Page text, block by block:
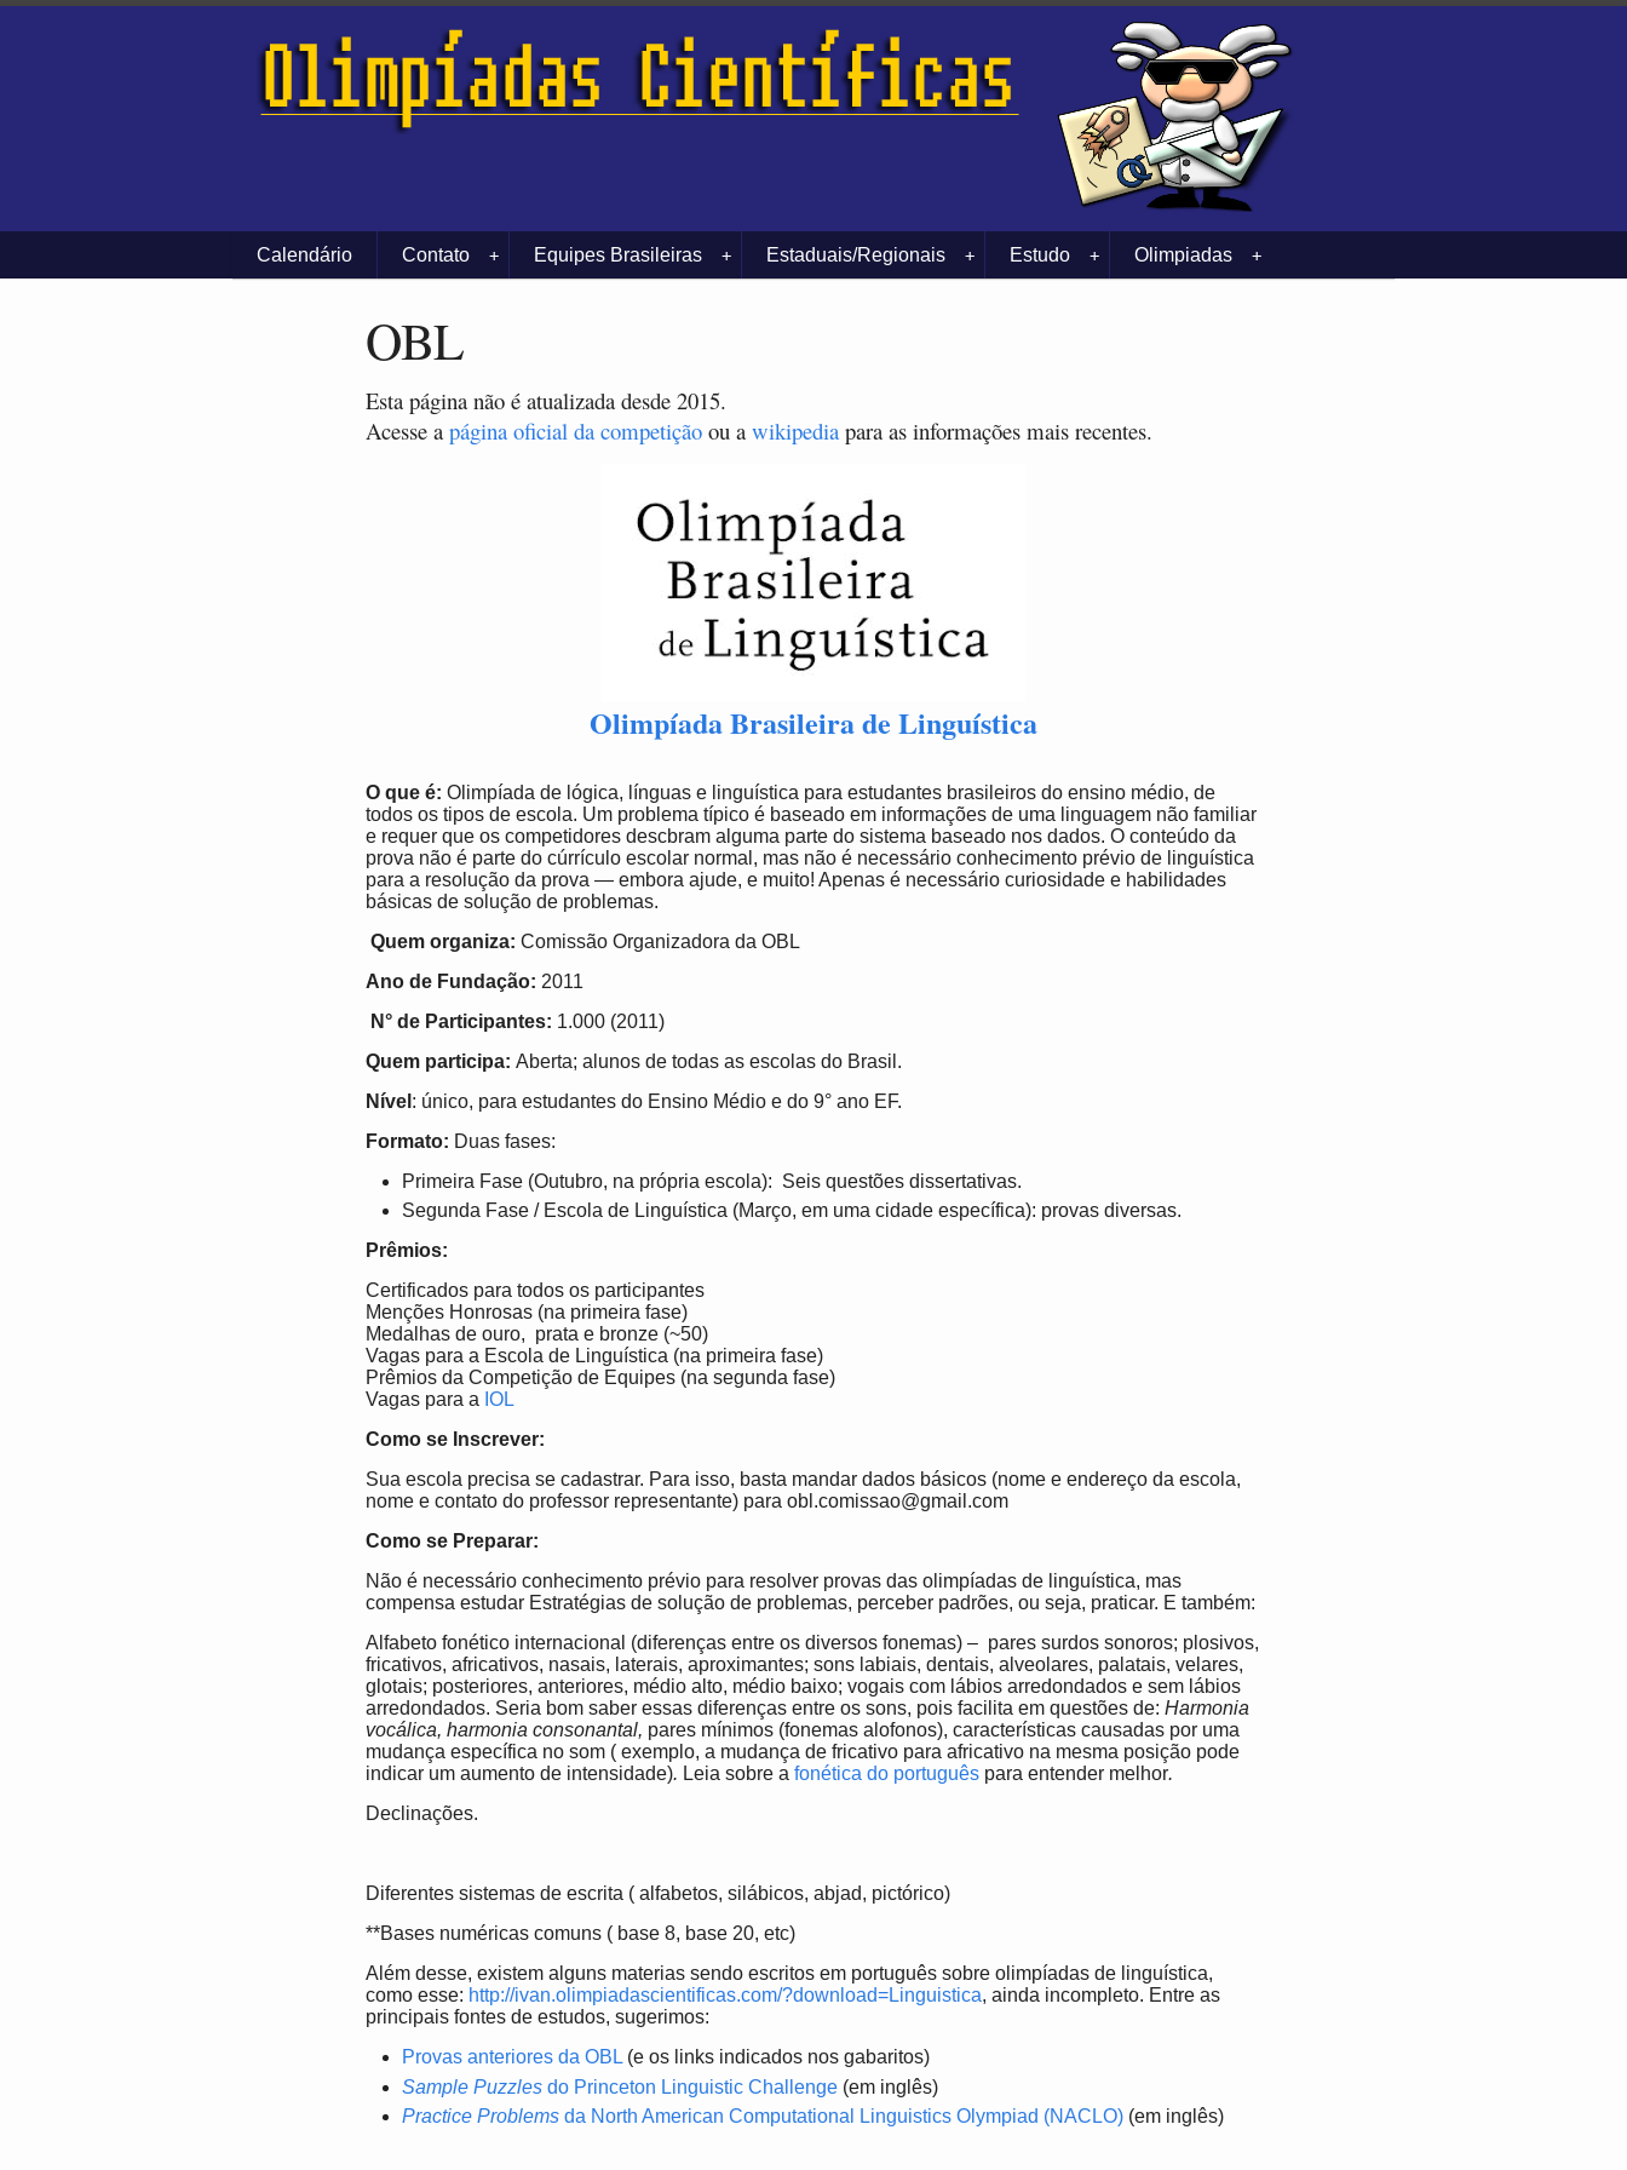
Calendário +
Contato +
Equipes Brasileiras +
Estaduais/Regionais +
Estudo +
Olimpiadas
OBL
Esta página não é atualizada desde 2015.
Acesse a página oficial da competição ou a wikipedia para as informações mais recentes.
Olimpíada Brasileira de Linguística
O que é: Olimpíada de lógica, línguas e linguística para estudantes brasileiros do ensino médio, de
todos os tipos de escola. Um problema típico é baseado em informações de uma linguagem não familiar
e requer que os competidores descbram alguma parte do sistema baseado nos dados. O conteúdo da
prova não é parte do cúrrículo escolar normal, mas não é necessário conhecimento prévio de linguística
para a resolução da prova — embora ajude, e muito! Apenas é necessário curiosidade e habilidades
básicas de solução de problemas.
Quem organiza: Comissão Organizadora da OBL
Ano de Fundação: 2011
N° de Participantes: 1.000 (2011)
Quem participa: Aberta; alunos de todas as escolas do Brasil.
Nível : único, para estudantes do Ensino Médio e do 9° ano EF.
Formato: Duas fases:
Primeira Fase (Outubro, na própria escola): Seis questões dissertativas.
Segunda Fase / Escola de Linguística (Março, em uma cidade específica): provas diversas.
Prêmios:
Certificados para todos os participantes
Menções Honrosas (na primeira fase)
Medalhas de ouro, prata e bronze (~50)
Vagas para a Escola de Linguística (na primeira fase)
Prêmios da Competição de Equipes (na segunda fase)
Vagas para a IOL
Como se Inscrever:
Sua escola precisa se cadastrar. Para isso, basta mandar dados básicos (nome e endereço da escola,
nome e contato do professor representante) para obl.comissao@gmail.com
Como se Preparar:
Não é necessário conhecimento prévio para resolver provas das olimpíadas de linguística, mas
compensa estudar Estratégias de solução de problemas, perceber padrões, ou seja, praticar. E também:
Alfabeto fonético internacional (diferenças entre os diversos fonemas) – pares surdos sonoros; plosivos,
fricativos, africativos, nasais, laterais, aproximantes; sons labiais, dentais, alveolares, palatais, velares,
glotais; posteriores, anteriores, médio alto, médio baixo; vogais com lábios arredondados e sem lábios
arredondados. Seria bom saber essas diferenças entre os sons, pois facilita em questões de: Harmonia
vocálica, harmonia consonantal, pares mínimos (fonemas alofonos), características causadas por uma
mudança específica no som ( exemplo, a mudança de fricativo para africativo na mesma posição pode
indicar um aumento de intensidade). Leia sobre a fonética do português para entender melhor.
Declinações.
Diferentes sistemas de escrita ( alfabetos, silábicos, abjad, pictórico)
**Bases numéricas comuns ( base 8, base 20, etc)
Além desse, existem alguns materias sendo escritos em português sobre olimpíadas de linguística,
como esse: http://ivan.olimpiadascientificas.com/?download=Linguistica, ainda incompleto. Entre as
principais fontes de estudos, sugerimos:
Provas anteriores da OBL (e os links indicados nos gabaritos)
Sample Puzzles do Princeton Linguistic Challenge (em inglês)
Practice Problems da North American Computational Linguistics Olympiad (NACLO) (em inglês)